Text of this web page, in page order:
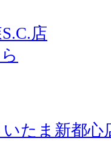
店
たま新都心